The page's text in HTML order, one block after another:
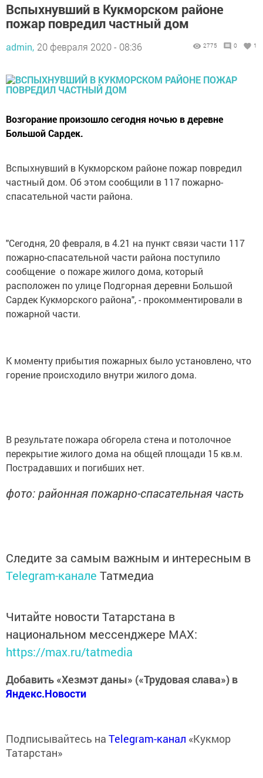
Вспыхнувший в Кукморском районе
пожар повредил частный дом
admin, 20 февраля 2020 - 08:36 2775 0 1
Возгорание произошло сегодня ночью в деревне
Большой Сардек.
Вспыхнувший в Кукморском районе пожар повредил
частный дом. Об этом сообщили в 117 пожарно-
спасательной части района.
"Сегодня, 20 февраля, в 4.21 на пункт связи части 117
пожарно-спасательной части района поступило
сообщение о пожаре жилого дома, который
расположен по улице Подгорная деревни Большой
Сардек Кукморского района", - прокомментировали в
пожарной части.
К моменту прибытия пожарных было установлено, что
горение происходило внутри жилого дома.
В результате пожара обгорела стена и потолочное
перекрытие жилого дома на общей площади 15 кв.м.
Пострадавших и погибших нет.
фото: районная пожарно-спасательная часть
Следите за самым важным и интересным в
Telegram-канале Татмедиа
Читайте новости Татарстана в
национальном мессенджере MАХ:
https://max.ru/tatmedia
Добавить «Хезмэт даны» («Трудовая слава») в
Яндекс.Новости
Подписывайтесь на Telegram-канал «Кукмор
Татарстан»